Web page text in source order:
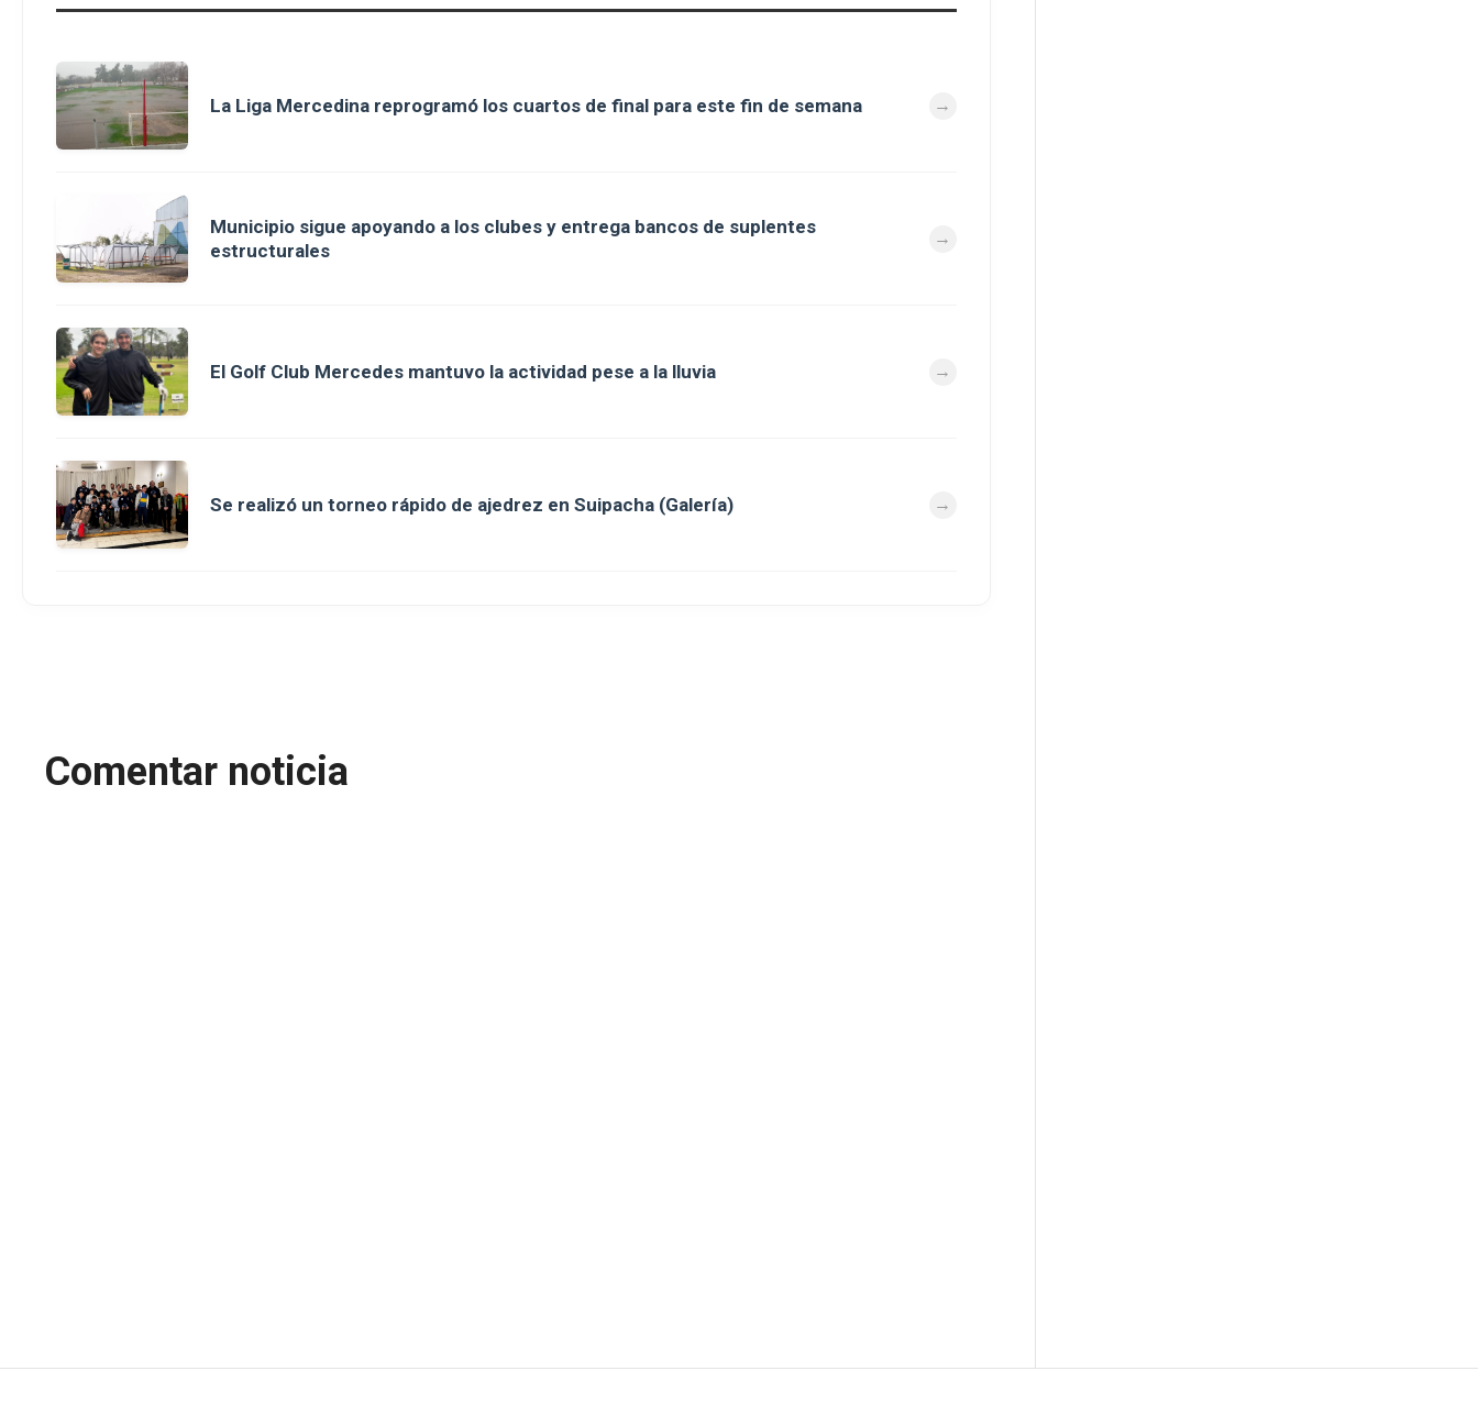
La Liga Mercedina reprogramó los cuartos de final para este fin de semana
Municipio sigue apoyando a los clubes y entrega bancos de suplentes
estructurales
El Golf Club Mercedes mantuvo la actividad pese a la lluvia
Se realizó un torneo rápido de ajedrez en Suipacha (Galería)
Comentar noticia